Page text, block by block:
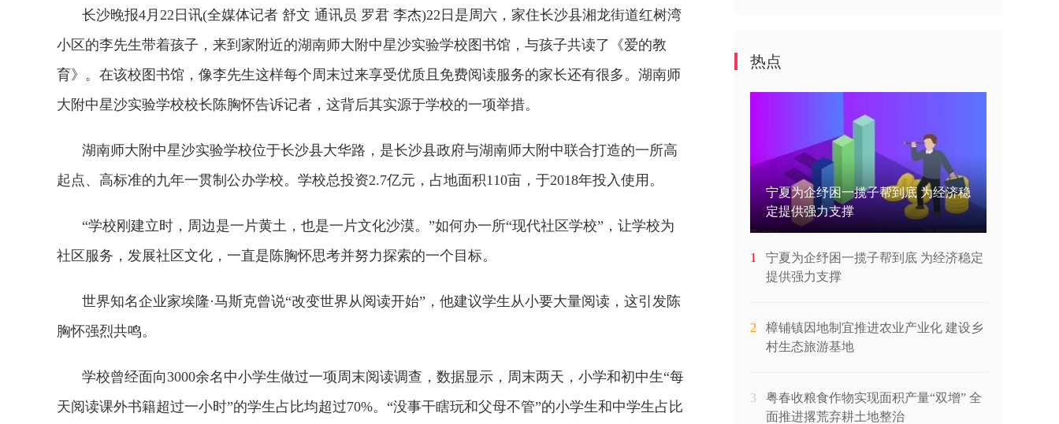
长沙晚报4月22日讯(全媒体记者 舒文 通讯员 罗君 李杰)22日是周六，家住长沙县湘龙街道红树湾
小区的李先生带着孩子，来到家附近的湖南师大附中星沙实验学校图书馆，与孩子共读了《爱的教
育》。在该校图书馆，像李先生这样每个周末过来享受优质且免费阅读服务的家长还有很多。湖南师
大附中星沙实验学校校长陈胸怀告诉记者，这背后其实源于学校的一项举措。
湖南师大附中星沙实验学校位于长沙县大华路，是长沙县政府与湖南师大附中联合打造的一所高
起点、高标准的九年一贯制公办学校。学校总投资2.7亿元，占地面积110亩，于2018年投入使用。
“学校刚建立时，周边是一片黄土，也是一片文化沙漠。”如何办一所“现代社区学校”，让学校为
社区服务，发展社区文化，一直是陈胸怀思考并努力探索的一个目标。
世界知名企业家埃隆·马斯克曾说“改变世界从阅读开始”，他建议学生从小要大量阅读，这引发陈
胸怀强烈共鸣。
学校曾经面向3000余名中小学生做过一项周末阅读调查，数据显示，周末两天，小学和初中生“每
天阅读课外书籍超过一小时”的学生占比均超过70%。“没事干瞎玩和父母不管”的小学生和中学生占比
热点
宁夏为企纾困一揽子帮到底 为经济稳
定提供强力支撑
1
宁夏为企纾困一揽子帮到底 为经济稳定
提供强力支撑
2
樟铺镇因地制宜推进农业产业化 建设乡
村生态旅游基地
3
粤春收粮食作物实现面积产量“双增” 全
面推进撂荒弃耕土地整治